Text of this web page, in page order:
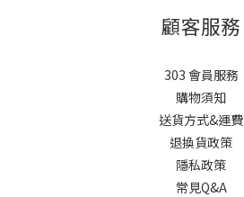
顧客服務
303 會員服務
購物須知
送貨方式&運費
退換貨政策
隱私政策
常見Q&A